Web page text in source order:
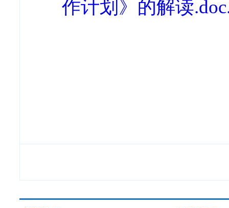
作计划》的解读